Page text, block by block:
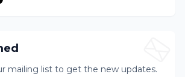
mailing list to get the new updates.